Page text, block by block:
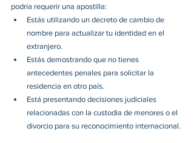
podría requerir una apostilla:
Estás utilizando un decreto de cambio de
nombre para actualizar tu identidad en el
extranjero.
Estás demostrando que no tienes
antecedentes penales para solicitar la
residencia en otro país.
Está presentando decisiones judiciales
relacionadas con la custodia de menores o el
divorcio para su reconocimiento internacional.